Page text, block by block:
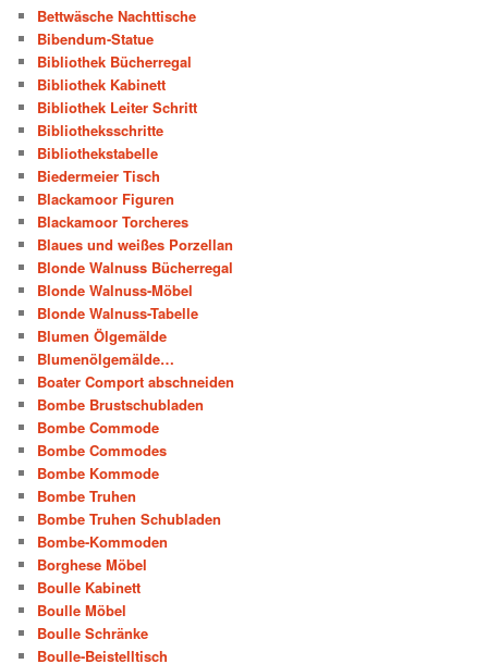
Bettwäsche Nachttische
Bibendum-Statue
Bibliothek Bücherregal
Bibliothek Kabinett
Bibliothek Leiter Schritt
Bibliotheksschritte
Bibliothekstabelle
Biedermeier Tisch
Blackamoor Figuren
Blackamoor Torcheres
Blaues und weißes Porzellan
Blonde Walnuss Bücherregal
Blonde Walnuss-Möbel
Blonde Walnuss-Tabelle
Blumen Ölgemälde
Blumenölgemälde…
Boater Comport abschneiden
Bombe Brustschubladen
Bombe Commode
Bombe Commodes
Bombe Kommode
Bombe Truhen
Bombe Truhen Schubladen
Bombe-Kommoden
Borghese Möbel
Boulle Kabinett
Boulle Möbel
Boulle Schränke
Boulle-Beistelltisch